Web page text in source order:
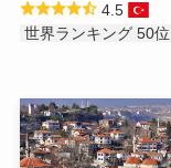
4.5
世界ランキング 50位